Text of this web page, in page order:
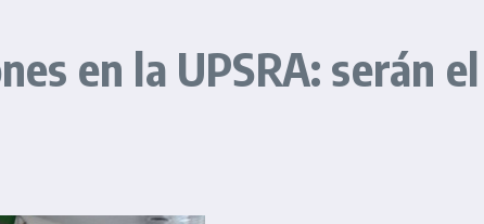
en la UPSRA: serán el